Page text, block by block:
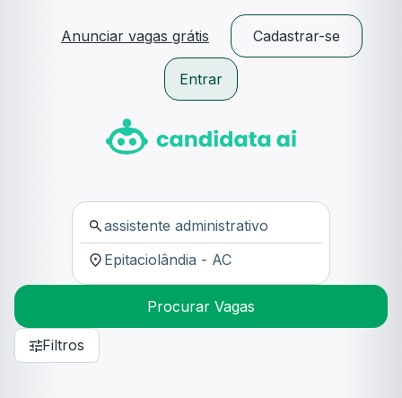
Anunciar vagas grátis Cadastrar-se
Entrar
Procurar Vagas
Filtros